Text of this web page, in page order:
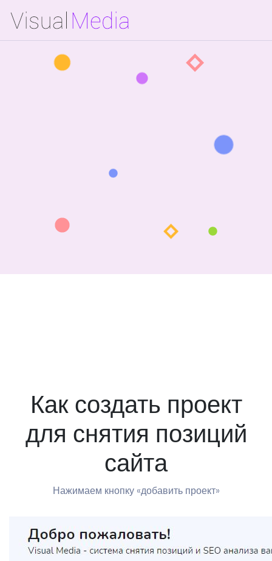
Как создать проект
для снятия позиций
сайта
Нажимаем кнопку «добавить проект»